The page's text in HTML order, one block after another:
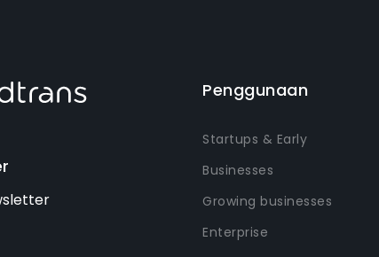
Penggunaan
Startups & Early
Businesses
Growing businesses
Enterprise